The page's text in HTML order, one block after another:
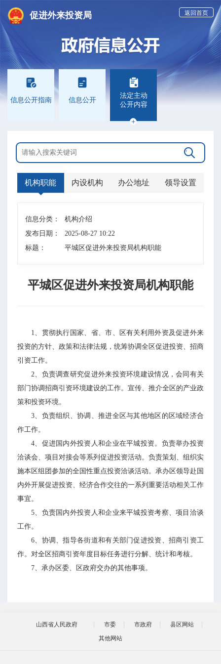
促进外来投资局 返回首页

信息公开指南

信息公开

法定主动
公开内容


机构职能 内设机构 办公地址 领导设置
信息分类：
机构介绍
发布日期：
2025-08-27 10:22
标题：
平城区促进外来投资局机构职能
平城区促进外来投资局机构职能
1、贯彻执行国家、省、市、区有关利用外资及促进外来
投资的方针、政策和法律法规，统筹协调全区促进投资、招商
引资工作。
2、负责调查研究促进外来投资环境建设情况，会同有关
部门协调招商引资环境建设的工作。宣传、推介全区的产业政
策和投资环境。
3、负责组织、协调、推进全区与其他地区的区域经济合
作工作。
4、促进国内外投资人和企业在平城投资。负责举办投资
洽谈会、项目对接会等系列促进投资活动。负责策划、组织实
施本区组团参加的全国性重点投资洽谈活动。承办区领导赴国
内外开展促进投资、经济合作交往的一系列重要活动相关工作
事宜。
5、负责国内外投资人和企业来平城投资考察、项目洽谈
工作。
6、协调、指导各街道和有关部门促进投资、招商引资工
作。对全区招商引资年度目标任务进行分解、统计和考核。
7、承办区委、区政府交办的其他事项。
山西省人民政府 市委 市政府
县区网站
其他网站